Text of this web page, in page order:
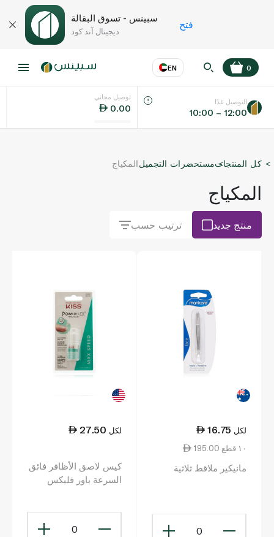
سبينس - تسوق البقالة
ديجيتال آند كود
فتح
EN
اللغة عر
KSA
0
توصيل مجاني
0.00
التوصيل غدًا
10:00 – 12:00
كل المنتجاتمستحضرات التجميلالمكياج
المكياج
منتج جديد ترتيب حسب
16.75 لكل
195.00 ١٠ قطع
مانيكير ملاقط ثلاثية
0
27.50 لكل
كيس لاصق الأظافر فائق
السرعة باور فليكس
0